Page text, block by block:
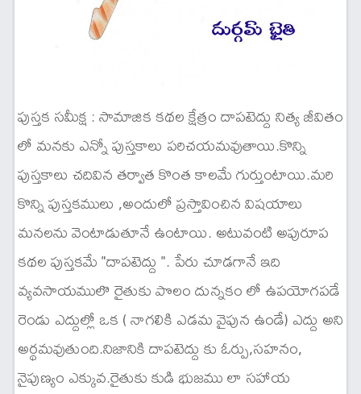
పుస్తక సమీక్ష : సామాజిక కథల క్షేత్రం దాపటెద్దు నిత్య జీవితం
లో మనకు ఎన్నో పుస్తకాలు పరిచయమవుతాయి.కొన్ని
పుస్తకాలు చదివిన తర్వాత కొంత కాలమే గుర్తుంటాయి.మరి
కొన్ని పుస్తకములు ,అందులో ప్రస్తావించిన విషయాలు
మనలను వెంటాడుతూనే ఉంటాయి. అటువంటి అపురూప
కథల పుస్తకమే "దాపటెద్దు ". పేరు చూడగానే ఇది
వ్యవసాయములొ రైతుకు పొలం దున్నకం లో ఉపయోగపడే
రెండు ఎద్దుల్లో ఒక ( నాగలికి ఎడమ వైపున ఉండే) ఎద్దు అని
అర్థమవుతుంది.నిజానికి దాపటెద్దు కు ఓర్పు,సహనం,
నైపుణ్యం ఎక్కువ.రైతుకు కుడి భుజము లా సహాయ